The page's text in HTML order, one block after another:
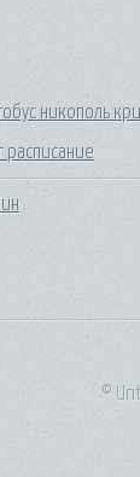
никополь
расписание
©